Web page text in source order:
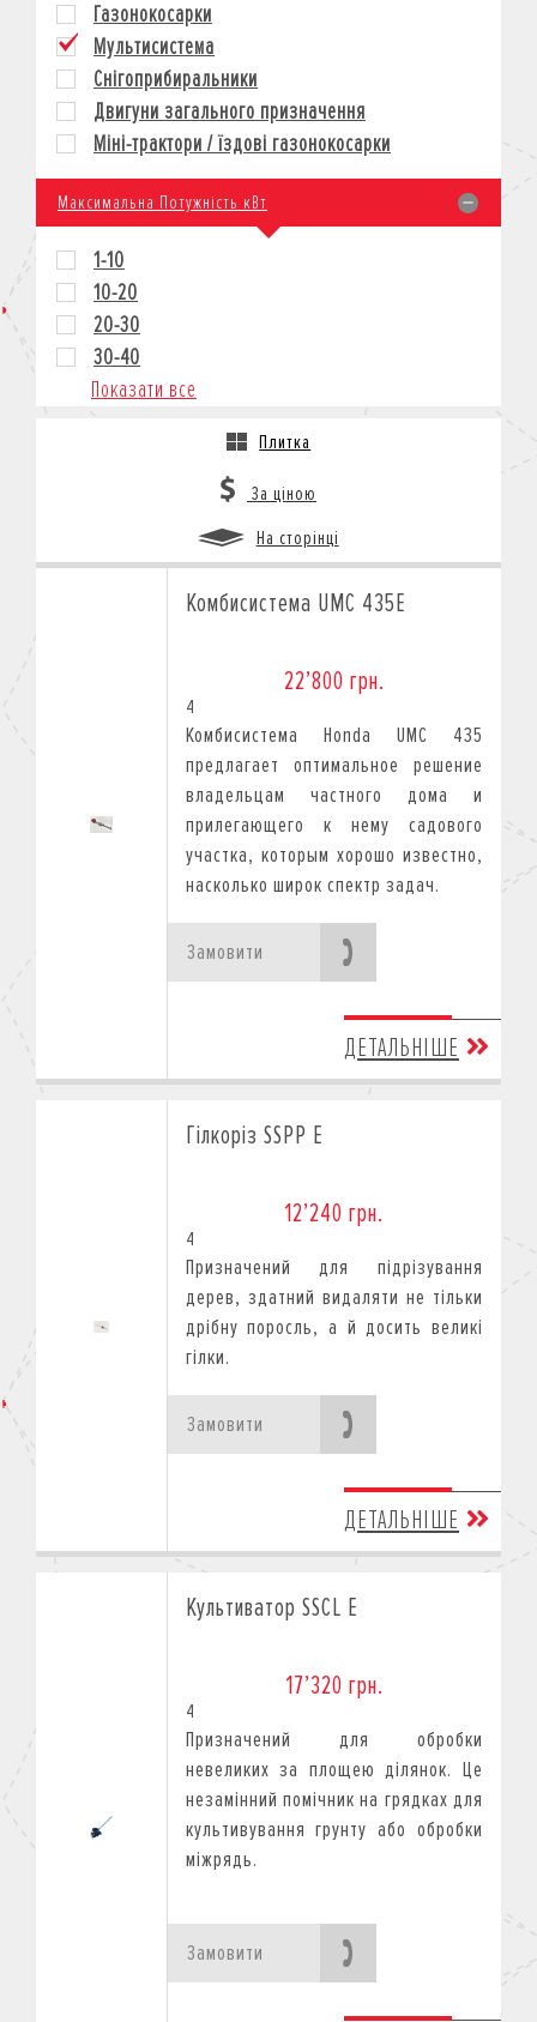
Газонокосарки
Мультисистема
Снігоприбиральники
Двигуни загального призначення
Міні-трактори / їздові газонокосарки
Максимальна Потужність кВт
1-10
10-20
20-30
30-40
Показати все
Плитка
За ціною
На сторінці
Комбисистема UMC 435E
22’800 грн.
4
Комбисистема Honda UMC 435
предлагает оптимальное решение
владельцам частного дома и
прилегающего к нему садового
участка, которым хорошо известно,
насколько широк спектр задач.
Замовити
ДЕТАЛЬНІШЕ
Гілкоріз SSPP E
12’240 грн.
4
Призначений для підрізування
дерев, здатний видаляти не тільки
дрібну поросль, а й досить великі
гілки.
Замовити
ДЕТАЛЬНІШЕ
Культиватор SSCL E
17’320 грн.
4
Призначений для обробки
невеликих за площею ділянок. Це
незамінний помічник на грядках для
культивування грунту або обробки
міжрядь.
Замовити